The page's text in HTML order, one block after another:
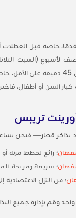
الأسبوع
السن أو أطفال،
تريبس
؛ رائع لخطط مرنة أو
؛ سريعة ومريحة
؛ من النزل الاقتصادية
وقم بإدارة جميع